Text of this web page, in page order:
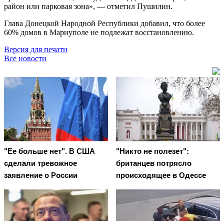
район или парковая зона», — отметил Пушилин.
Глава Донецкой Народной Республики добавил, что более
60% домов в Мариуполе не подлежат восстановлению.
Версия для печати
Все новости
"Ее больше нет". В США
сделали тревожное
заявление о России
"Никто не полезет":
британцев потрясло
происходящее в Одессе